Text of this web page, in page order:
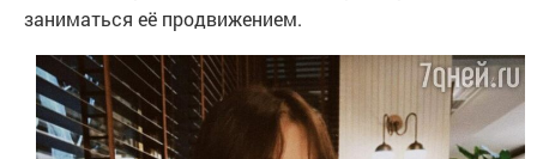
заниматься её продвижением.